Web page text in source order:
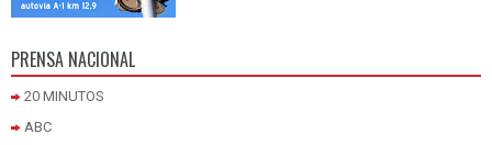
PRENSA NACIONAL
20 MINUTOS
ABC